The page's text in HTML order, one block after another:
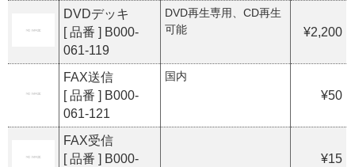
DVDデッキ
[ 品番 ] B000-
061-119
DVD再生専用、CD再生
可能
¥2,200
FAX送信
[ 品番 ] B000-
061-121
国内
¥50
FAX受信
[ 品番 ] B000-
¥15